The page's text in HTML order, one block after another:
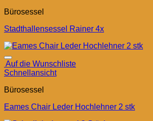
Bürosessel
Stadthallensessel Rainer 4x
Auf die Wunschliste
Schnellansicht
Bürosessel
Eames Chair Leder Hochlehner 2 stk